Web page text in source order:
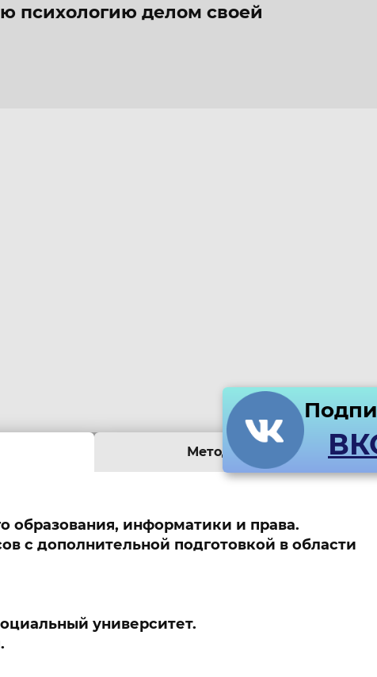
психологию делом своей
Методы и подходы
образования, информатики и права.
с дополнительной подготовкой в области
университет.